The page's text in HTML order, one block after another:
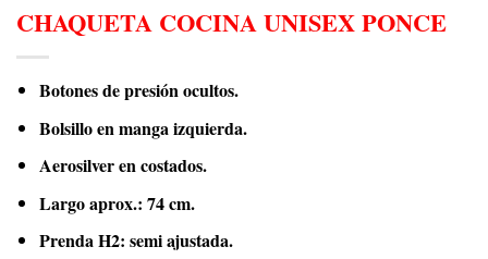
CHAQUETA COCINA UNISEX PONCE
Botones de presión ocultos.
Bolsillo en manga izquierda.
Aerosilver en costados.
Largo aprox.: 74 cm.
Prenda H2: semi ajustada.